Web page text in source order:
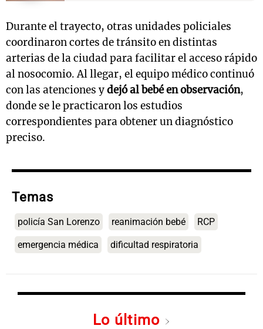
Durante el trayecto, otras unidades policiales
coordinaron cortes de tránsito en distintas
arterias de la ciudad para facilitar el acceso rápido
al nosocomio. Al llegar, el equipo médico continuó
con las atenciones ydejó al bebé en observación,
donde se le practicaron los estudios
correspondientes para obtener un diagnóstico
preciso.
Temas
policía San Lorenzo reanimación bebé RCP
emergencia médica dificultad respiratoria
Lo último